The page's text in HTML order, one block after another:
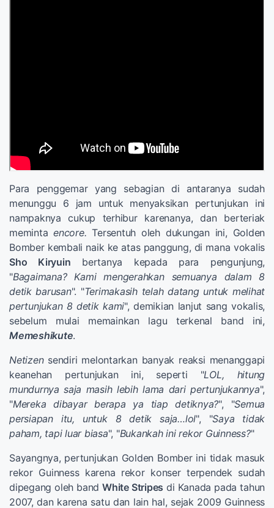
Para penggemar yang sebagian di antaranya sudah
menunggu 6 jam untuk menyaksikan pertunjukan ini
nampaknya cukup terhibur karenanya, dan berteriak
memintaencore. Tersentuh oleh dukungan ini, Golden
Bomber kembali naik ke atas panggung, di mana vokalis
Sho Kiryuin bertanya kepada para pengunjung,
"Bagaimana? Kami mengerahkan semuanya dalam 8
detik barusan". "Terimakasih telah datang untuk melihat
pertunjukan 8 detik kami", demikian lanjut sang vokalis,
sebelum mulai memainkan lagu terkenal band ini,
Memeshikute.
Netizensendiri melontarkan banyak reaksi menanggapi
keanehan pertunjukan ini, seperti "LOL, hitung
mundurnya saja masih lebih lama dari pertunjukannya",
"Mereka dibayar berapa ya tiap detiknya?", "Semua
persiapan itu, untuk 8 detik saja…lol", "Saya tidak
paham, tapi luar biasa", "Bukankah ini rekor Guinness?"
Sayangnya, pertunjukan Golden Bomber ini tidak masuk
rekor Guinness karena rekor konser terpendek sudah
dipegang oleh bandWhite Stripes di Kanada pada tahun
2007, dan karena satu dan lain hal, sejak 2009 Guinness